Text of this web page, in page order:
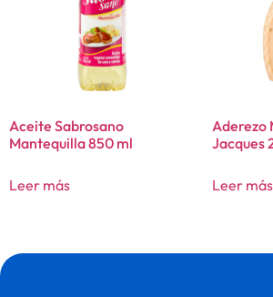
Aceite Sabrosano
Mantequilla 850 ml
Leer más
Aderezo
Jacques
Leer más